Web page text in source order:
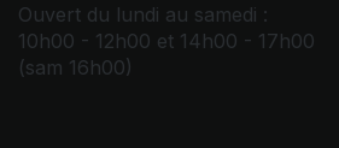
Ouvert du lundi au samedi :
10h00 - 12h00 et 14h00 - 17h00
(sam 16h00)